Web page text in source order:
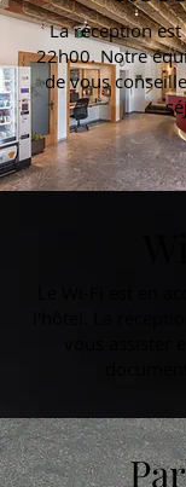
La réception
22h00. Notre
de vous
Le Wi-Fi est en
l'hôtel. La
vous assister